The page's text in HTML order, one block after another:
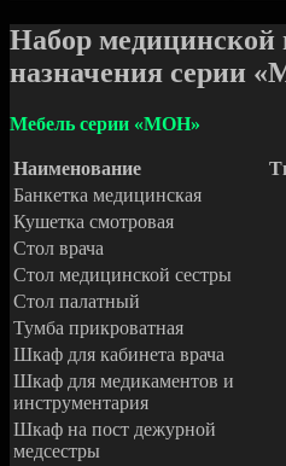
Набор медицинской
назначения серии
Мебель серии «МОН»
Наименование
Банкетка медицинская
Кушетка смотровая
Стол врача
Стол медицинской сестры
Стол палатный
Тумба прикроватная
Шкаф для кабинета врача
Шкаф для медикаментов и
инструментария
Шкаф на пост дежурной
медсестры